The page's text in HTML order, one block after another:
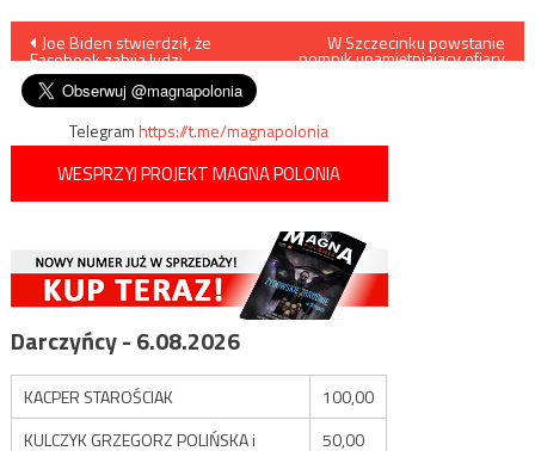
Nawigacja
wpisu
Joe Biden stwierdził, że
Facebook zabija ludzi
W Szczecinku powstanie
pomnik upamiętniający ofiary
Telegramhttps://t.me/magnapolonia
WESPRZYJ PROJEKT MAGNA POLONIA
Darczyńcy - 6.08.2026
KACPER STAROŚCIAK
100,00
KULCZYK GRZEGORZ POLIŃSKA i
50,00